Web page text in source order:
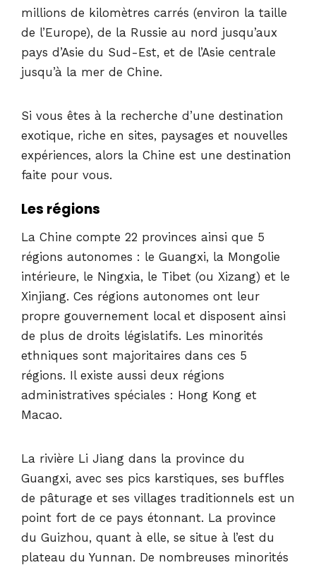
millions de kilomètres carrés (environ la taille
de l’Europe), de la Russie au nord jusqu’aux
pays d’Asie du Sud-Est, et de l’Asie centrale
jusqu’à la mer de Chine.
Si vous êtes à la recherche d’une destination
exotique, riche en sites, paysages et nouvelles
expériences, alors la Chine est une destination
faite pour vous.
Les régions
La Chine compte 22 provinces ainsi que 5
régions autonomes : le Guangxi, la Mongolie
intérieure, le Ningxia, le Tibet (ou Xizang) et le
Xinjiang. Ces régions autonomes ont leur
propre gouvernement local et disposent ainsi
de plus de droits législatifs. Les minorités
ethniques sont majoritaires dans ces 5
régions. Il existe aussi deux régions
administratives spéciales : Hong Kong et
Macao.
La rivière Li Jiang dans la province du
Guangxi, avec ses pics karstiques, ses buffles
de pâturage et ses villages traditionnels est un
point fort de ce pays étonnant. La province
du Guizhou, quant à elle, se situe à l’est du
plateau du Yunnan. De nombreuses minorités